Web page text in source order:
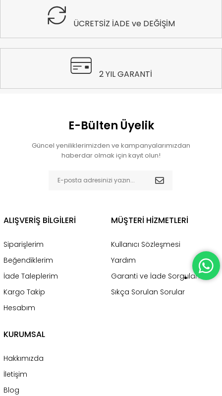
ÜCRETSİZ İADE ve DEĞİŞİM
2 YIL GARANTİ
E-Bülten Üyelik
Güncel yeniliklerimizden ve kampanyalarımızdan
haberdar olmak için kayıt olun!
ALIŞVERİŞ BİLGİLERİ
Siparişlerim
Beğendiklerim
İade Taleplerim
Kargo Takip
Hesabım
MÜŞTERİ HİZMETLERİ
Kullanıcı Sözleşmesi
Yardım
Garanti ve İade Sorgulama
Sıkça Sorulan Sorular
KURUMSAL
Hakkımızda
İletişim
Blog